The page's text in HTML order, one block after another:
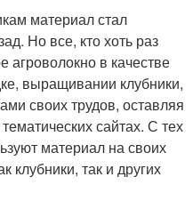
материал стал
Но все, кто хоть раз
агроволокно в качестве
выращивании клубники,
своих трудов, оставляя
сайтах. С тех
материал на своих
клубники, так и других